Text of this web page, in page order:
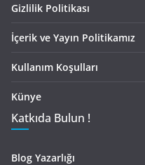
Gizlilik Politikası
İçerik ve Yayın Politikamız
Kullanım Koşulları
Künye
Katkıda Bulun !
Blog Yazarlığı